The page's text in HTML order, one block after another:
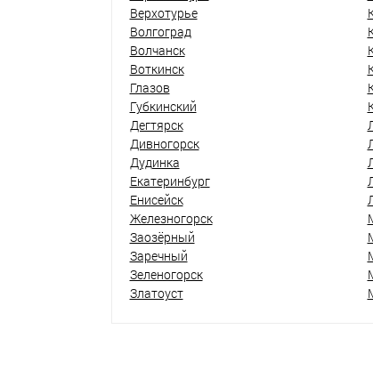
Верхотурье
Волгоград
Волчанск
Воткинск
Глазов
Губкинский
Дегтярск
Дивногорск
Дудинка
Екатеринбург
Енисейск
Железногорск
Заозёрный
Заречный
Зеленогорск
Златоуст